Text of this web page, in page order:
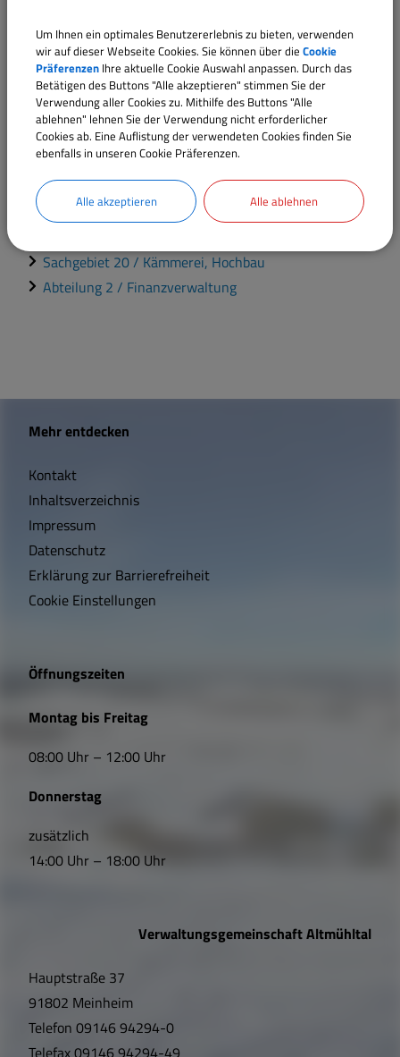
Verantwortliche Behörde
Ansprechpartner:
MarcoWittmann
Tel.:09146 94294-15
E-Mail:m.wittmann@vgem-altmuehltal.de
Sachgebiet 20 / Kämmerei, Hochbau
Abteilung 2 / Finanzverwaltung
W
c
h
t
i
e
L
n
k
s
f
n
Mehr entdecken
Kontakt
Inhaltsverzeichnis
Impressum
Datenschutz
Erklärung zur Barrierefreiheit
Cookie Einstellungen
Öffnungszeiten
Montag bis Freitag
08:00 Uhr – 12:00 Uhr
Donnerstag
zusätzlich
14:00 Uhr – 18:00 Uhr
Verwaltungsgemeinschaft Altmühltal
Hauptstraße 37
91802 Meinheim
Telefon 09146 94294-0
Telefax09146 94294-49
Um Ihnen ein optimales Benutzererlebnis zu bieten, verwenden
wir auf dieser Webseite Cookies. Sie können über die Cookie
Präferenzen Ihre aktuelle Cookie Auswahl anpassen. Durch das
Betätigen des Buttons "Alle akzeptieren" stimmen Sie der
Verwendung aller Cookies zu. Mithilfe des Buttons "Alle
ablehnen" lehnen Sie der Verwendung nicht erforderlicher
Cookies ab. Eine Auflistung der verwendeten Cookies finden Sie
ebenfalls in unseren Cookie Präferenzen.
Alle akzeptieren Alle ablehnen